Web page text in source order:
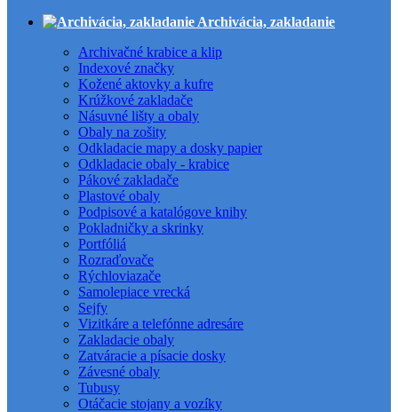
Archivácia, zakladanie
Archivačné krabice a klip
Indexové značky
Kožené aktovky a kufre
Krúžkové zakladače
Násuvné lišty a obaly
Obaly na zošity
Odkladacie mapy a dosky papier
Odkladacie obaly - krabice
Pákové zakladače
Plastové obaly
Podpisové a katalógove knihy
Pokladničky a skrinky
Portfóliá
Rozraďovače
Rýchloviazače
Samolepiace vrecká
Sejfy
Vizitkáre a telefónne adresáre
Zakladacie obaly
Zatváracie a písacie dosky
Závesné obaly
Tubusy
Otáčacie stojany a vozíky